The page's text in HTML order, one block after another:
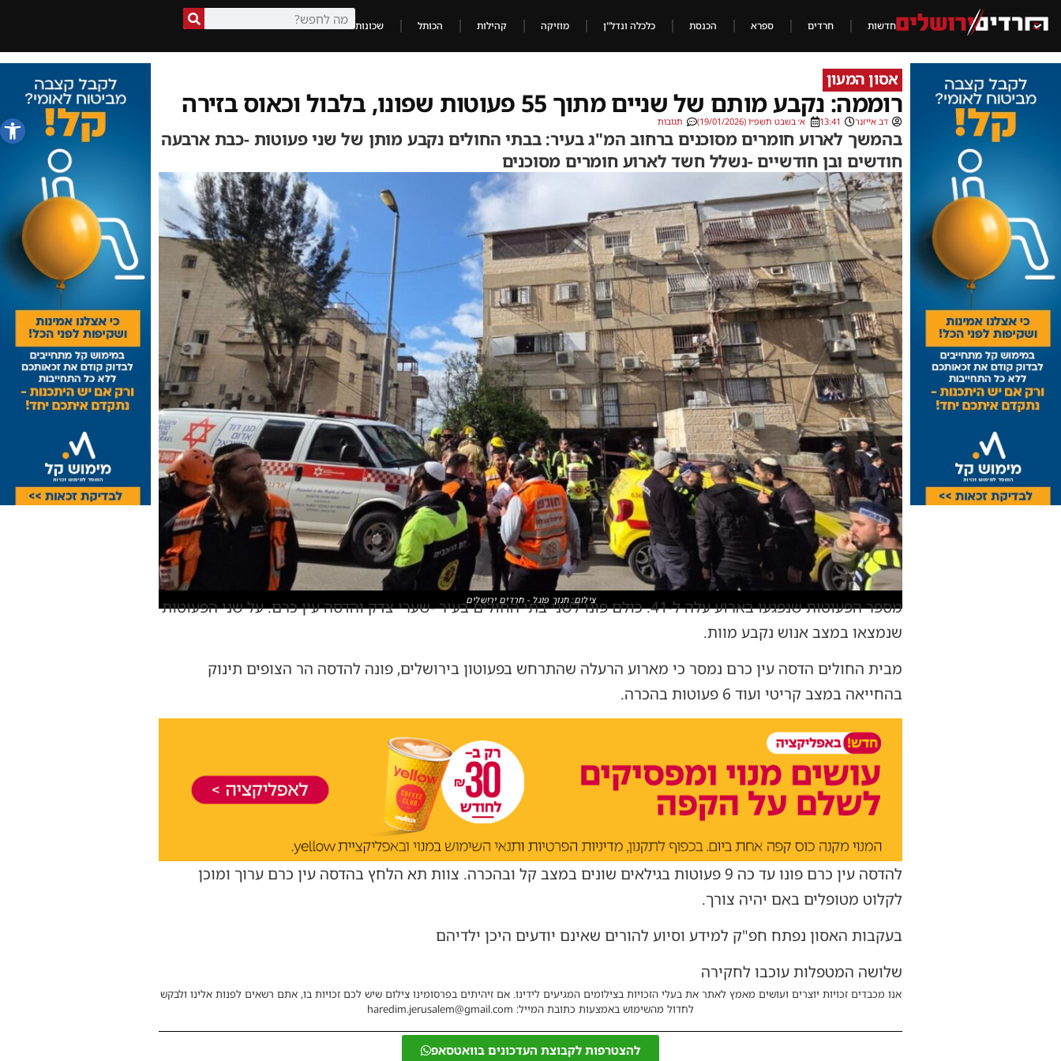
פתח
חדשות חרדים ספרא הכנסת כלכלה ונדל"ן מוזיקה קהילות הכותל שכונות
אסון המעון
רוממה: נקבע מותם של שניים מתוך 55 פעוטות שפונו, בלבול וכאוס בזירה
דב אייזנר 13:41 א׳ בשבט תשפ״ו (19/01/2026) תגובות
בהמשך לארוע חומרים מסוכנים ברחוב המ"ג בעיר: בבתי החולים נקבע מותן של שני פעוטות -כבת ארבעה
חודשים ובן חודשיים -נשלל חשד לארוע חומרים מסוכנים
צילום: חנוך פוגל - חרדים ירושלים
מספר הפעוטות שנפגעו בארוע עלה ל-41. כולם פונו לשני בתי החולים בעיר -שערי צדק והדסה עין כרם. על שני הפעוטות
שנמצאו במצב אנוש נקבע מוות.
מבית החולים הדסה עין כרם נמסר כי מארוע הרעלה שהתרחש בפעוטון בירושלים, פונה להדסה הר הצופים תינוק
בהחייאה במצב קריטי ועוד 6 פעוטות בהכרה.
להדסה עין כרם פונו עד כה 9 פעוטות בגילאים שונים במצב קל ובהכרה. צוות תא הלחץ בהדסה עין כרם ערוך ומוכן
לקלוט מטופלים באם יהיה צורך.
בעקבות האסון נפתח חפ"ק למידע וסיוע להורים שאינם יודעים היכן ילדיהם
שלושה המטפלות עוכבו לחקירה
אנו מכבדים זכויות יוצרים ועושים מאמץ לאתר את בעלי הזכויות בצילומים המגיעים לידינו. אם זיהיתים בפרסומינו צילום שיש לכם זכויות בו, אתם רשאים לפנות אלינו ולבקש
לחדול מהשימוש באמצעות כתובת המייל: haredim.jerusalem@gmail.com
להצטרפות לקבוצת העדכונים בוואטסאפ